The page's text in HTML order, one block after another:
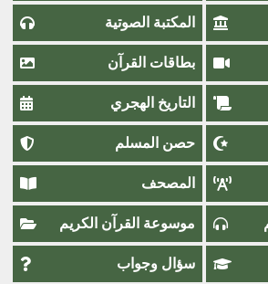
المكتبة الصوتية
بطاقات القرآن
التاريخ الهجري
حصن المسلم
المصحف
موسوعة القرآن الكريم
سؤال وجواب